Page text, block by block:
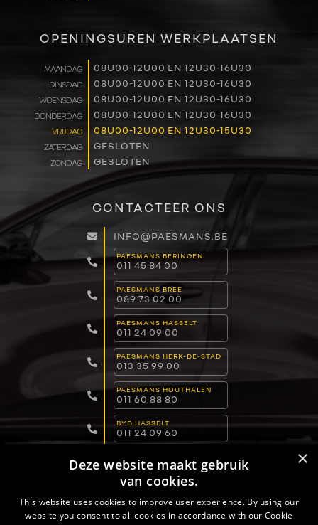
WERKEN BIJ
CONTACT
OPENINGSUREN WERKPLAATSEN
MAANDAG 08U00-12U00 EN 12U30-16U30
DINSDAG 08U00-12U00 EN 12U30-16U30
WOENSDAG 08U00-12U00 EN 12U30-16U30
DONDERDAG 08U00-12U00 EN 12U30-16U30
VRIJDAG 08U00-12U00 EN 12U30-15U30
ZATERDAG GESLOTEN
ZONDAG GESLOTEN
CONTACTEER ONS
INFO@PAESMANS.BE
PAESMANS BERINGEN
011 45 84 00
PAESMANS BREE
089 73 02 00
PAESMANS HASSELT
011 24 09 00
PAESMANS HERK-DE-STAD
013 35 99 00
PAESMANS HOUTHALEN
011 60 88 80
BYD HASSELT
011 24 09 60
011 15 04 00
089 82 30 30
×
Deze website maakt gebruik
van cookies.
This website uses cookies to improve user experience. By using our
website you consent to all cookies in accordance with our Cookie